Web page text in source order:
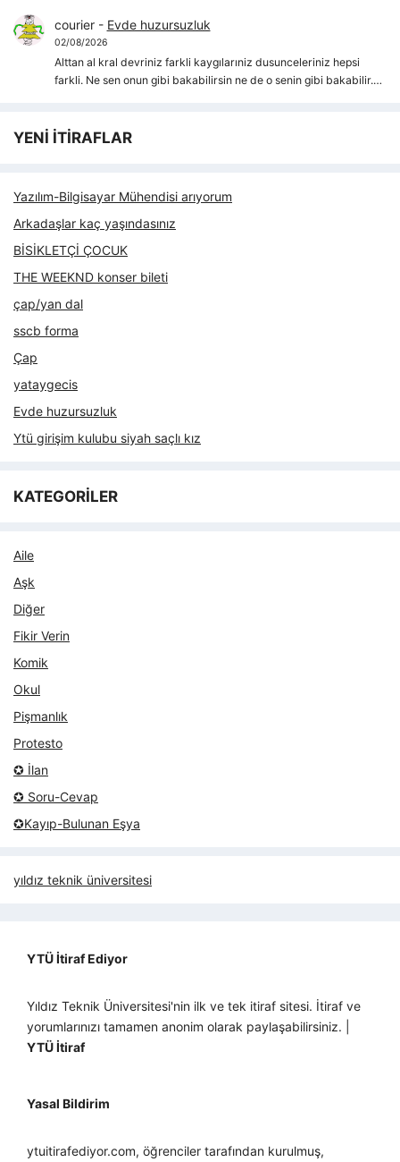
courier- Evde huzursuzluk
02/08/2026
Alttan al kral devriniz farkli kaygılarıniz dusunceleriniz hepsi
farkli. Ne sen onun gibi bakabilirsin ne de o senin gibi bakabilir.…
YENİ İTİRAFLAR
Yazılım-Bilgisayar Mühendisi arıyorum
Arkadaşlar kaç yaşındasınız
BİSİKLETÇİ ÇOCUK
THE WEEKND konser bileti
çap/yan dal
sscb forma
Çap
yataygecis
Evde huzursuzluk
Ytü girişim kulubu siyah saçlı kız
KATEGORİLER
Aile
Aşk
Diğer
Fikir Verin
Komik
Okul
Pişmanlık
Protesto
✪ İlan
✪ Soru-Cevap
✪Kayıp-Bulunan Eşya
yıldız teknik üniversitesi
YTÜ İtiraf Ediyor
Yıldız Teknik Üniversitesi'nin ilk ve tek itiraf sitesi. İtiraf ve
yorumlarınızı tamamen anonim olarak paylaşabilirsiniz. |
YTÜ İtiraf
Yasal Bildirim
ytuitirafediyor.com, öğrenciler tarafından kurulmuş,